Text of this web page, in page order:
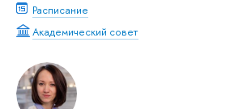
Расписание
Академический совет